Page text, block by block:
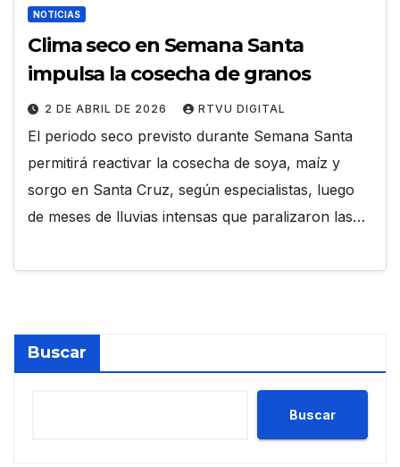
NOTICIAS
Clima seco en Semana Santa
impulsa la cosecha de granos
2 DE ABRIL DE 2026 RTVU DIGITAL
El periodo seco previsto durante Semana Santa
permitirá reactivar la cosecha de soya, maíz y
sorgo en Santa Cruz, según especialistas, luego
de meses de lluvias intensas que paralizaron las…
Buscar
Buscar